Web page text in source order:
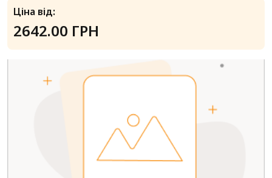
Ціна від:
2642.00 ГРН